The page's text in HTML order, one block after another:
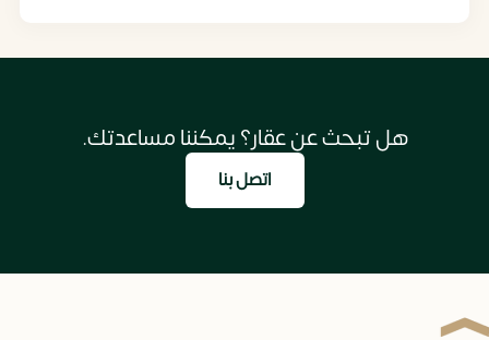
هل تبحث عن عقار؟ يمكننا مساعدتك.
اتصل بنا